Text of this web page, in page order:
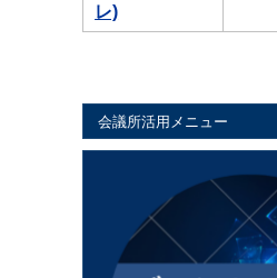
レ)
会議所活用メニュー